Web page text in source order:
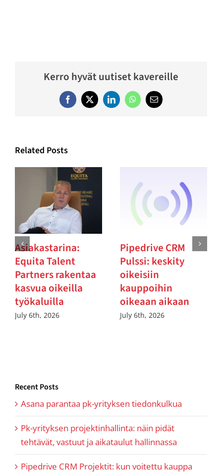
Kerro hyvät uutiset kavereille
FacebookTwitterLinkedInWhatsApp
Email
Related Posts
Asiakastarina:
Equita Talent
Partners rakentaa
kasvua oikeilla
työkaluilla
July 6th, 2026
Pipedrive CRM
Pulssi: keskity
oikeisiin
kauppoihin
oikeaan aikaan
July 6th, 2026
Recent Posts
Asana parantaa pk-yrityksen tiedonkulkua
Pk-yrityksen projektinhallinta: näin pidät
tehtävät, vastuut ja aikataulut hallinnassa
Pipedrive CRM Projektit: kun voitettu kauppa